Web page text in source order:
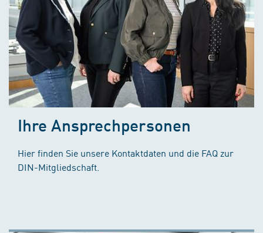
Ihre Ansprechpersonen
Hier finden Sie unsere Kontaktdaten und die FAQ zur
DIN-Mitgliedschaft.